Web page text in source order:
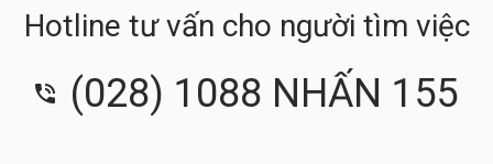
Hotline tư vấn cho người tìm việc
(028) 1088 NHẤN 155